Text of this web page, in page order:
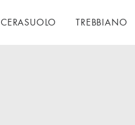
CERASUOLO TREBBIANO